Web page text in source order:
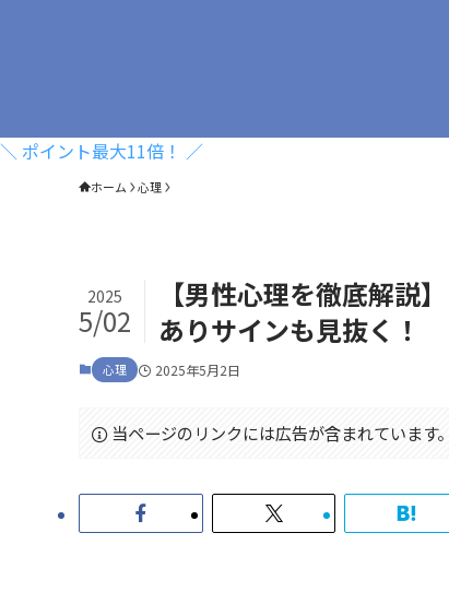
＼ ポイント最大11倍！ ／
ホーム 心理
【男性心理を徹底解説
ありサインも見抜く！
2025
5/02
心理 2025年5月2日
当ページのリンクには広告が含まれています。